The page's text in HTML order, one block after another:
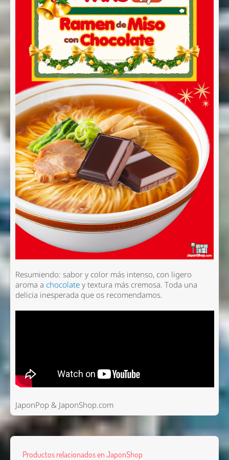
Resumiendo: sabor y color más intenso, con ligero
aroma a chocolatey textura más cremosa. Toda una
delicia inesperada que os recomendamos.
JaponPop & JaponShop.com
Productos relacionados en JaponShop